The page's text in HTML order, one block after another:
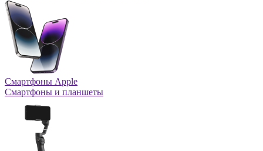
Смартфоны Apple
Смартфоны и планшеты